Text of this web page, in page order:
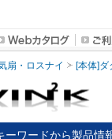
扇・ロスナイ [本体]ダ
ーワードから製品情